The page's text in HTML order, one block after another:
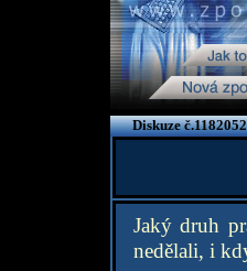
Diskuze
Jaký druh
nedělali, i